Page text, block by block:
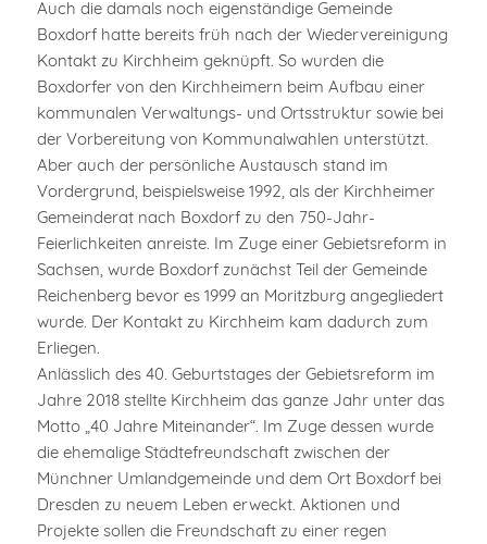
Auch die damals noch eigenständige Gemeinde
Boxdorf hatte bereits früh nach der Wiedervereinigung
Kontakt zu Kirchheim geknüpft. So wurden die
Boxdorfer von den Kirchheimern beim Aufbau einer
kommunalen Verwaltungs- und Ortsstruktur sowie bei
der Vorbereitung von Kommunalwahlen unterstützt.
Aber auch der persönliche Austausch stand im
Vordergrund, beispielsweise 1992, als der Kirchheimer
Gemeinderat nach Boxdorf zu den 750-Jahr-
Feierlichkeiten anreiste. Im Zuge einer Gebietsreform in
Sachsen, wurde Boxdorf zunächst Teil der Gemeinde
Reichenberg bevor es 1999 an Moritzburg angegliedert
wurde. Der Kontakt zu Kirchheim kam dadurch zum
Erliegen.
Anlässlich des 40. Geburtstages der Gebietsreform im
Jahre 2018 stellte Kirchheim das ganze Jahr unter das
Motto „40 Jahre Miteinander“. Im Zuge dessen wurde
die ehemalige Städtefreundschaft zwischen der
Münchner Umlandgemeinde und dem Ort Boxdorf bei
Dresden zu neuem Leben erweckt. Aktionen und
Projekte sollen die Freundschaft zu einer regen